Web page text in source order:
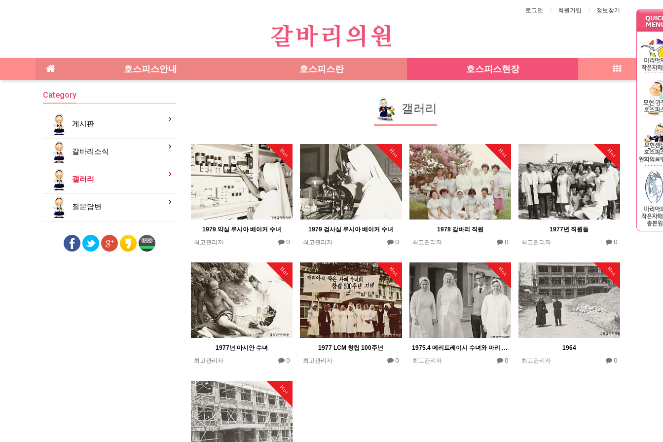
로그인 회원가입 정보찾기
호스피스안내 호스피스란 호스피스현장
갤러리
Hot
1979 약실 루시아 베이커 수녀
최고관리자
0
Hot
1979 검사실 루시아 베이커 수녀
최고관리자
0
Hot
1978 갈바리 직원
최고관리자
0
Hot
1977년 직원들
최고관리자
0
Hot
1977년 마시안 수녀
최고관리자
0
Hot
1977 LCM 창립 100주년
최고관리자
0
Hot
1975.4 메리트레이시 수녀와 마리 데레사
최고관리자
0
Hot
1964
최고관리자
0
Hot
Category
게시판
갈바리소식
갤러리
질문답변